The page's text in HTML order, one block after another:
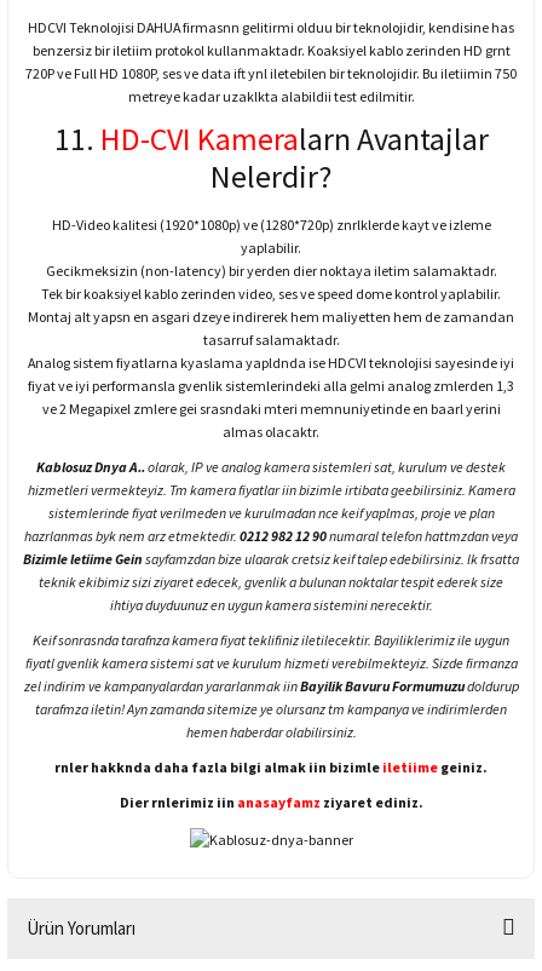
HDCVI Teknolojisi DAHUA firmasnn gelitirmi olduu bir teknolojidir, kendisine has
benzersiz bir iletiim protokol kullanmaktadr. Koaksiyel kablo zerinden HD grnt
720P ve Full HD 1080P, ses ve data ift ynl iletebilen bir teknolojidir. Bu iletiimin 750
metreye kadar uzaklkta alabildii test edilmitir.
11. HD-CVI Kameralarn Avantajlar
Nelerdir?
HD-Video kalitesi (1920*1080p) ve (1280*720p) znrlklerde kayt ve izleme
yaplabilir.
Gecikmeksizin (non-latency) bir yerden dier noktaya iletim salamaktadr.
Tek bir koaksiyel kablo zerinden video, ses ve speed dome kontrol yaplabilir.
Montaj alt yapsn en asgari dzeye indirerek hem maliyetten hem de zamandan
tasarruf salamaktadr.
Analog sistem fiyatlarna kyaslama yapldnda ise HDCVI teknolojisi sayesinde iyi
fiyat ve iyi performansla gvenlik sistemlerindeki alla gelmi analog zmlerden 1,3
ve 2 Megapixel zmlere gei srasndaki mteri memnuniyetinde en baarl yerini
almas olacaktr.
Kablosuz Dnya A..olarak, IP ve analog kamera sistemleri sat, kurulum ve destek
hizmetleri vermekteyiz. Tm kamera fiyatlar iin bizimle irtibata geebilirsiniz. Kamera
sistemlerinde fiyat verilmeden ve kurulmadan nce keif yaplmas, proje ve plan
hazrlanmas byk nem arz etmektedir. 0212 982 12 90numaral telefon hattmzdan veya
Bizimle letiime Gein sayfamzdan bize ulaarak cretsiz keif talep edebilirsiniz. lk frsatta
teknik ekibimiz sizi ziyaret edecek, gvenlik a bulunan noktalar tespit ederek size
ihtiya duyduunuz en uygun kamera sistemini nerecektir.
Keif sonrasnda tarafnza kamera fiyat teklifiniz iletilecektir. Bayiliklerimiz ile uygun
fiyatl gvenlik kamera sistemi sat ve kurulum hizmeti verebilmekteyiz. Sizde firmanza
zel indirim ve kampanyalardan yararlanmak iinBayilik Bavuru Formumuzudoldurup
tarafmza iletin! Ayn zamanda sitemize ye olursanz tm kampanya ve indirimlerden
hemen haberdar olabilirsiniz.
rnler hakknda daha fazla bilgi almak iin bizimle iletiime geiniz.
Dier rnlerimiz iin anasayfamz ziyaret ediniz.
Ürün Yorumları